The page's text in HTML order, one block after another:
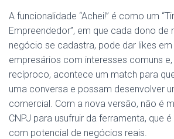
A funcionalidade “Achei!” é como um
Empreendedor”, em que cada dono de
negócio se cadastra, pode dar likes
empresários com interesses comuns
recíproco, acontece um match para
uma conversa e possam desenvolver
comercial. Com a nova versão, não é
CNPJ para usufruir da ferramenta, que
com potencial de negócios reais.